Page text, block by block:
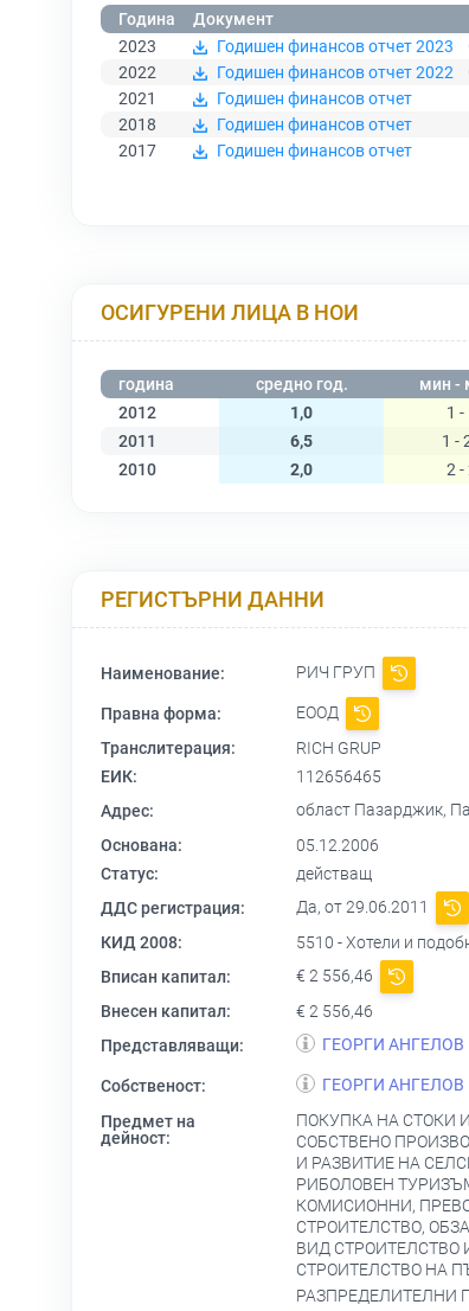
Година
Документ
2023
Годишен финансов отчет 2023
2022
Годишен финансов отчет 2022
2021
Годишен финансов отчет
2018
Годишен финансов отчет
2017
Годишен финансов отчет
ОСИГУРЕНИ ЛИЦА В НОИ
година средно год. мин -
2012
1,0 1 -
2011
6,5 1 -
2010
2,0 2 -
РЕГИСТЪРНИ ДАННИ
Наименование: РИЧ ГРУП
Правна форма:
ЕООД
Транслитерация:
RICH GRUP
ЕИК:
112656465
Адрес:
област Пазарджик,
Основана:
05.12.2006
Статус:
действащ
ДДС регистрация:
Да, от 29.06.2011
КИД 2008:
5510 - Хотели и
Вписан капитал:
€ 2 556,46
Внесен капитал:
€ 2 556,46
Представляващи:
ГЕОРГИ
Собственост: ГЕОРГИ
Предмет на
дейност:
ПОКУПКА НА СТОКИ
СОБСТВЕНО
И РАЗВИТИЕ НА
РИБОЛОВЕН
КОМИСИОННИ,
СТРОИТЕЛСТВО,
ВИД
СТРОИТЕЛСТВО НА
РАЗПРЕДЕЛИТЕЛНИ